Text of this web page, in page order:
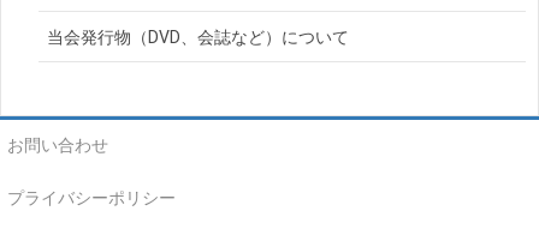
当会発行物（DVD、会誌など）について
お問い合わせ
プライバシーポリシー